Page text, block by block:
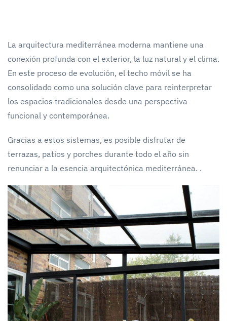
La arquitectura mediterránea moderna mantiene una
conexión profunda con el exterior, la luz natural y el clima.
En este proceso de evolución, el techo móvil se ha
consolidado como una solución clave para reinterpretar
los espacios tradicionales desde una perspectiva
funcional y contemporánea.
Gracias a estos sistemas, es posible disfrutar de
terrazas, patios y porches durante todo el año sin
renunciar a la esencia arquitectónica mediterránea. .